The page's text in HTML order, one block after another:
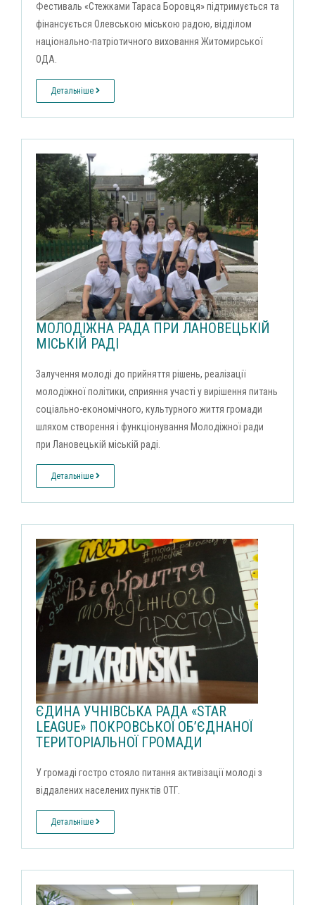
Фестиваль «Стежками Тараса Боровця» підтримується та
фінансується Олевською міською радою, відділом
національно-патріотичного виховання Житомирської
ОДА.
Детальніше
МОЛОДІЖНА РАДА ПРИ ЛАНОВЕЦЬКІЙ
МІСЬКІЙ РАДІ
Залучення молоді до прийняття рішень, реалізації
молодіжної політики, сприяння участі у вирішення питань
соціально-економічного, культурного життя громади
шляхом створення і функціонування Молодіжної ради
при Лановецькій міській раді.
Детальніше
ЄДИНА УЧНІВСЬКА РАДА «STAR
LEAGUE» ПОКРОВСЬКОЇ ОБ’ЄДНАНОЇ
ТЕРИТОРІАЛЬНОЇ ГРОМАДИ
У громаді гостро стояло питання активізації молоді з
віддалених населених пунктів ОТГ.
Детальніше